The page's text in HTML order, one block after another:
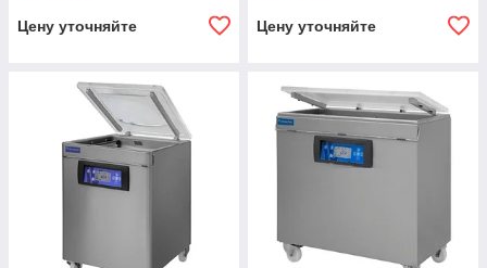
Цену уточняйте Цену уточняйте